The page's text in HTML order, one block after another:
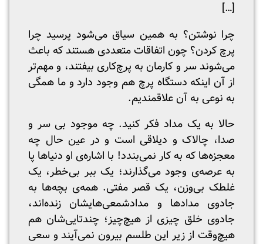
[…]
چرا نوشتن؟ به همین سیاق می‌شود پرسید چرا
پرچ کردن؟ چون اتفاقات متعددی هستند که باعث
می‌شوند سر و کارمان به پرچ‌کاری بیفتند، و مهم‌تر
از آن اینکه دستگاه پرچ هم وجود دارد و ما همگی
به نوعی به آن علاقمندیم.
حالا به یک مداد فکر کنید. چه موجود بی سر و
صدا، چالاک و دیلاقی است و در عین حال چه
معجزه‌ها که به کار نمی‌بندد! با اشاره‌ی او دنیاها پا
به عرصه‌ی وجود می‌گذارند؛ یک ببر بی‌خطر، یک
غلطک بی‌وزن، یک قصر مفتی. همه‌ی بچه‌ها به
جادوی مدادها و مدادشمعی‌هایشان زنده‌اند،
جادوی خلق چیزی از هیچ‌چیز؛ چندتایی‌شان هم
هیچ‌وقت از زیر این طلسم بیرون نمی‌آیند و سعی